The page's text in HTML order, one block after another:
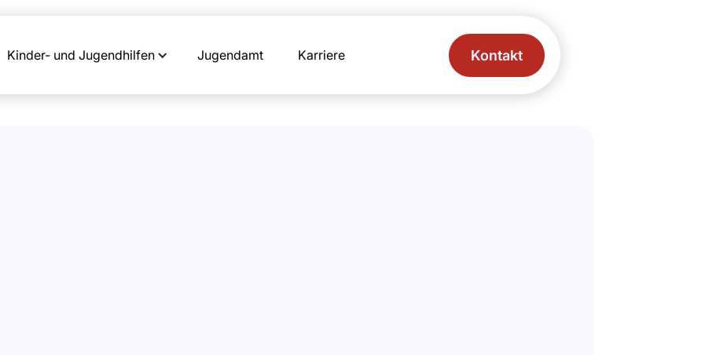
Kinder- und Jugendhilfen Jugendamt Karriere Kontakt